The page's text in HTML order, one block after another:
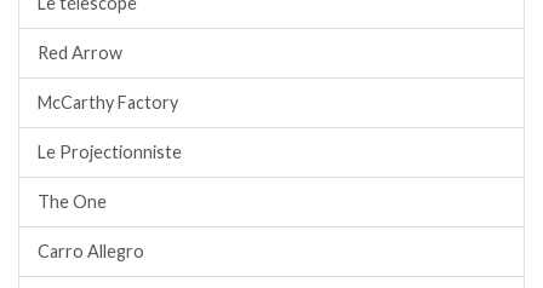
Red Arrow
McCarthy Factory
Le Projectionniste
The One
Carro Allegro